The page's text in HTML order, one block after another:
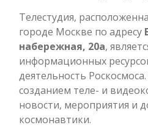
Телестудия,
городе Москве по адресу
набережная, 20а,
информационных
деятельность
созданием теле- и
новости, мероприятия и
космонавтики.